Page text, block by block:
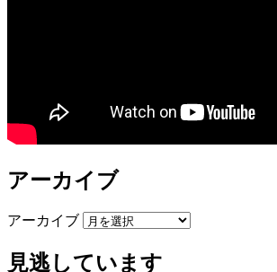
アーカイブ
アーカイブ
見逃しています